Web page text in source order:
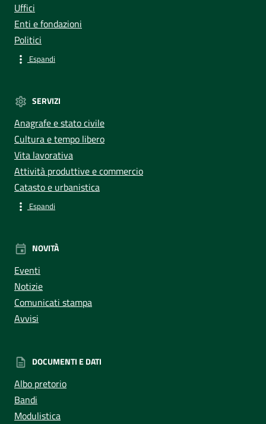
Uffici
Enti e fondazioni
Politici
Espandi
SERVIZI
Anagrafe e stato civile
Cultura e tempo libero
Vita lavorativa
Attività produttive e commercio
Catasto e urbanistica
Espandi
NOVITÀ
Eventi
Notizie
Comunicati stampa
Avvisi
DOCUMENTI E DATI
Albo pretorio
Bandi
Modulistica